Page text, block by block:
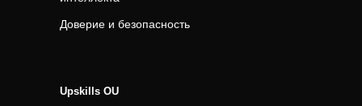
Доверие и безопасность
Upskills OU